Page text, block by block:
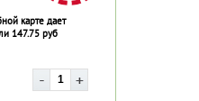
карте дает
147.75 руб